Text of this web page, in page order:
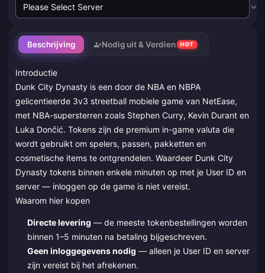
Beschrijving Nodig uit & Verdien HOT
Introductie
Dunk City Dynasty is een door de NBA en NBPA
gelicentieerde 3v3 streetball mobiele game van NetEase,
met NBA-supersterren zoals Stephen Curry, Kevin Durant en
Luka Dončić. Tokens zijn de premium in-game valuta die
wordt gebruikt om spelers, passen, pakketten en
cosmetische items te ontgrendelen. Waardeer Dunk City
Dynasty tokens binnen enkele minuten op met je User ID en
server — inloggen op de game is niet vereist.
Waarom hier kopen
Directe levering — de meeste tokenbestellingen worden
binnen 1–5 minuten na betaling bijgeschreven.
Geen inloggegevens nodig — alleen je User ID en server
zijn vereist bij het afrekenen.